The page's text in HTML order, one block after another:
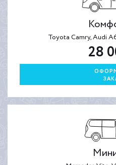
Toyota Camry, Audi
28